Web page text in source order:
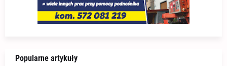
Popularne artykuły